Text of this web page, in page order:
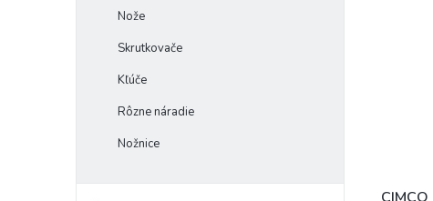
Nože
Skrutkovače
Kľúče
Rôzne náradie
Nožnice